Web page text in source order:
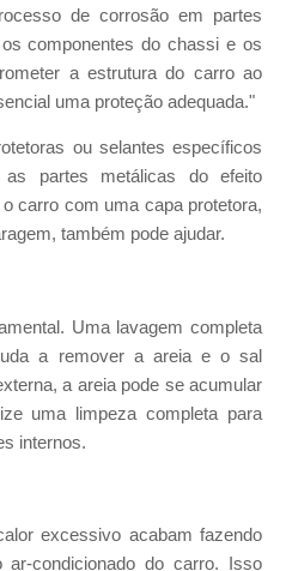
de corrosão em partes
componentes do chassi e os
a estrutura do carro ao
uma proteção adequada."
ou selantes específicos
partes metálicas do efeito
carro com uma capa protetora,
também pode ajudar.
Uma lavagem completa
a remover a areia e o sal
a areia pode se acumular
uma limpeza completa para
internos.
excessivo acabam fazendo
condicionado do carro. Isso